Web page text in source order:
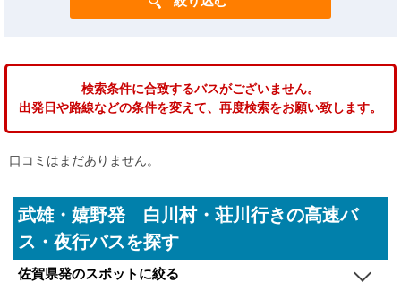
検索条件に合致するバスがございません。
出発日や路線などの条件を変えて、再度検索をお願い致します。
口コミはまだありません。
武雄・嬉野発 白川村・荘川行きの高速バ
ス・夜行バスを探す
佐賀県発のスポットに絞る